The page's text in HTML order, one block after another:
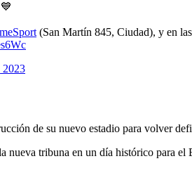
(San Martín 845, Ciudad), y en
2023
de su nuevo estadio para volver
nueva tribuna en un día histórico para el